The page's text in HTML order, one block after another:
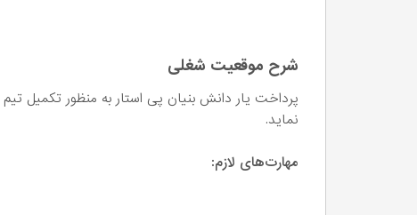
شرح موقعیت شغلی
پرداخت یار دانش بنیان پی استار به منظور
نماید.
مهارت‌های لازم: